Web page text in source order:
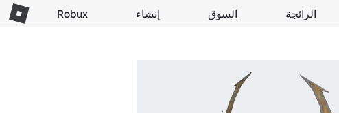
الرائجة السوق إنشاء Robux